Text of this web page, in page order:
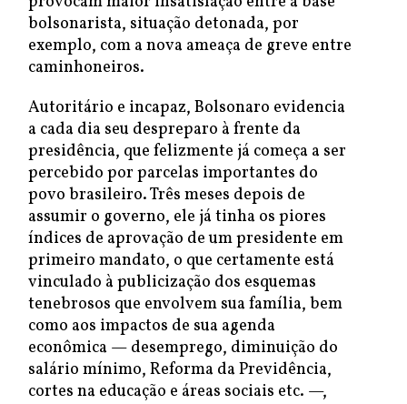
bolsonarista, situação detonada, por
exemplo, com a nova ameaça de greve entre
caminhoneiros.
Autoritário e incapaz, Bolsonaro evidencia
a cada dia seu despreparo à frente da
presidência, que felizmente já começa a ser
percebido por parcelas importantes do
povo brasileiro. Três meses depois de
assumir o governo, ele já tinha os piores
índices de aprovação de um presidente em
primeiro mandato, o que certamente está
vinculado à publicização dos esquemas
tenebrosos que envolvem sua família, bem
como aos impactos de sua agenda
econômica — desemprego, diminuição do
salário mínimo, Reforma da Previdência,
cortes na educação e áreas sociais etc. —,